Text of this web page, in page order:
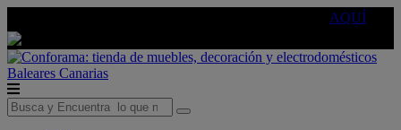
AQUÍ
Baleares Canarias